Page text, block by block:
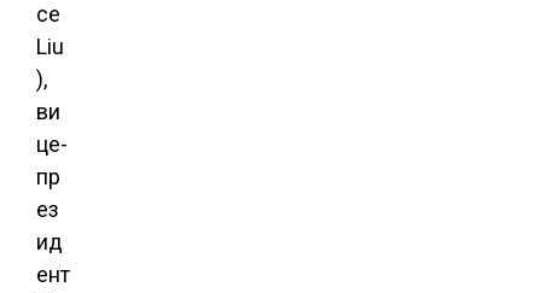
ce
Liu
),
ви
це-
пр
ез
ид
ент